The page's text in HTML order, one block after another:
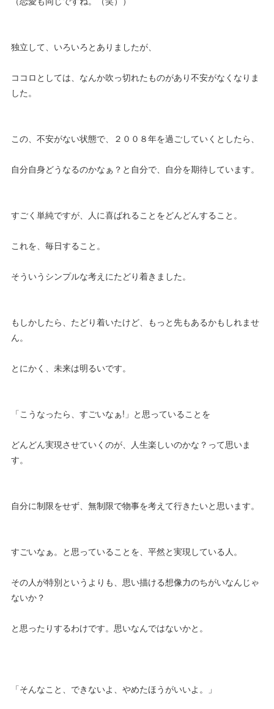
独立して、いろいろとありましたが、
ココロとしては、なんか吹っ切れたものがあり不安がなくなりま
した。
この、不安がない状態で、２００８年を過ごしていくとしたら、
自分自身どうなるのかなぁ？と自分で、自分を期待しています。
すごく単純ですが、人に喜ばれることをどんどんすること。
これを、毎日すること。
そういうシンプルな考えにたどり着きました。
もしかしたら、たどり着いたけど、もっと先もあるかもしれませ
ん。
とにかく、未来は明るいです。
「こうなったら、すごいなぁ!」と思っていることを
どんどん実現させていくのが、人生楽しいのかな？って思いま
す。
自分に制限をせず、無制限で物事を考えて行きたいと思います。
すごいなぁ。と思っていることを、平然と実現している人。
その人が特別というよりも、思い描ける想像力のちがいなんじゃ
ないか？
と思ったりするわけです。思いなんではないかと。
「そんなこと、できないよ、やめたほうがいいよ。」